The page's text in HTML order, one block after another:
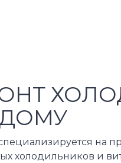
ДОМУ
на
холодильников и